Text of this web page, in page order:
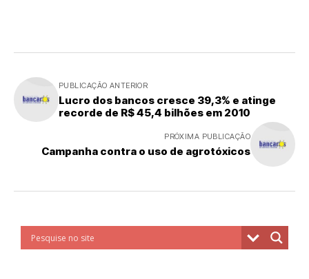
PUBLICAÇÃO ANTERIOR
Lucro dos bancos cresce 39,3% e atinge
recorde de R$ 45,4 bilhões em 2010
PRÓXIMA PUBLICAÇÃO
Campanha contra o uso de agrotóxicos